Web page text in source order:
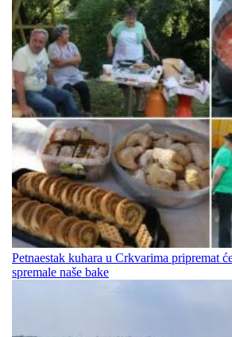
Petnaestak kuhara u Crkvarima pripremat
spremale naše bake